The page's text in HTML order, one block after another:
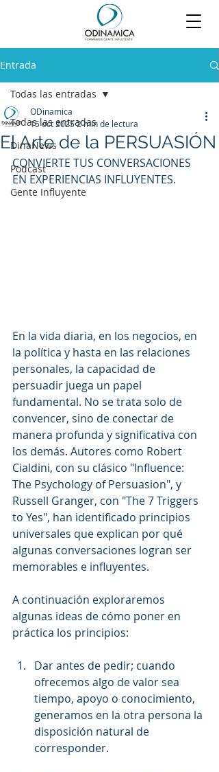
Entrada
Todas las entradas
DinaNews
Podcast
Gente Influyente
Todas las entradas
El Arte de la PERSUASIÓN
ODinamica
15 oct 20252 min de lectura
CONVIERTE TUS CONVERSACIONES
EN EXPERIENCIAS INFLUYENTES.
En la vida diaria, en los negocios, en
la política y hasta en las relaciones
personales, la capacidad de
persuadir juega un papel
fundamental. No se trata solo de
convencer, sino de conectar de
manera profunda y significativa con
los demás. Autores como Robert
Cialdini, con su clásico "Influence:
The Psychology of Persuasion", y
Russell Granger, con "The 7 Triggers
to Yes", han identificado principios
universales que explican por qué
algunas conversaciones logran ser
memorables e influyentes.
A continuación exploraremos
algunas ideas de cómo poner en
práctica los principios:
Dar antes de pedir; cuando
ofrecemos algo de valor sea
tiempo, apoyo o conocimiento,
generamos en la otra persona la
disposición natural de
corresponder.